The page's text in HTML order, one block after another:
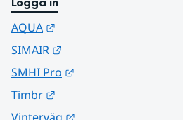
AQUA
SIMAIR
SMHI Pro
Timbr